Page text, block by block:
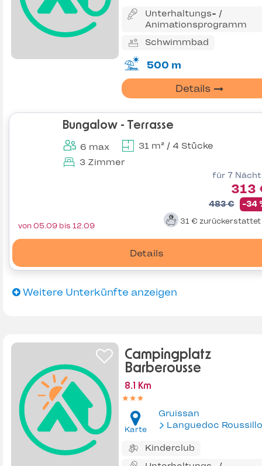
Unterhaltungs- /
Animationsprogramm
Schwimmbad
500 m
Details
Bungalow - Terrasse
6 max
31 m² / 4 Stücke
3 Zimmer
für 7
313
483 € -34
31 € zurückerstattet
Details
von 05.09 bis 12.09
Weitere Unterkünfte anzeigen
Campingplatz
Barberousse
8.1 Km
Karte
Gruissan
Languedoc
Kinderclub